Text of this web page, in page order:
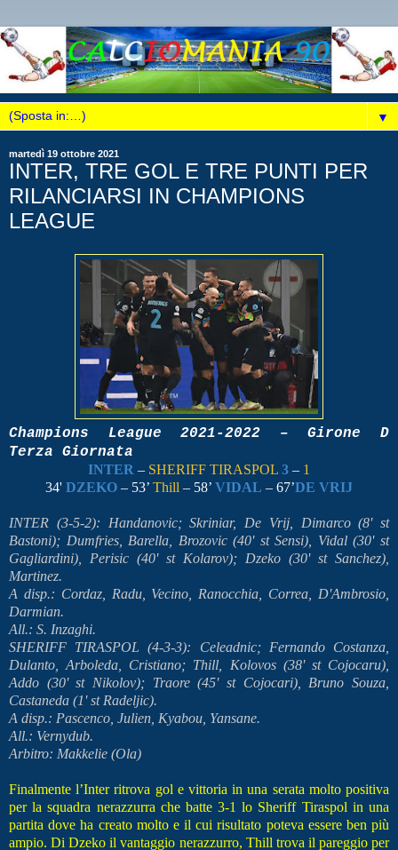
▼
martedì 19 ottobre 2021
INTER, TRE GOL E TRE PUNTI PER
RILANCIARSI IN CHAMPIONS
LEAGUE
Champions League 2021-2022 – Girone D
Terza Giornata
INTER – SHERIFF TIRASPOL 3 – 1
34' DZEKO – 53’ Thill – 58’ VIDAL – 67’DE VRIJ
INTER (3-5-2): Handanovic; Skriniar, De Vrij, Dimarco (8' st
Bastoni); Dumfries, Barella, Brozovic (40' st Sensi), Vidal (30' st
Gagliardini), Perisic (40' st Kolarov); Dzeko (30' st Sanchez),
Martinez.
A disp.: Cordaz, Radu, Vecino, Ranocchia, Correa, D'Ambrosio,
Darmian.
All.: S. Inzaghi.
SHERIFF TIRASPOL (4-3-3): Celeadnic; Fernando Costanza,
Dulanto, Arboleda, Cristiano; Thill, Kolovos (38' st Cojocaru),
Addo (30' st Nikolov); Traore (45' st Cojocari), Bruno Souza,
Castaneda (1' st Radeljic).
A disp.: Pascenco, Julien, Kyabou, Yansane.
All.: Vernydub.
Arbitro: Makkelie (Ola)
Finalmente l’Inter ritrova gol e vittoria in una serata molto positiva
per la squadra nerazzurra che batte 3-1 lo Sheriff Tiraspol in una
partita dove ha creato molto e il cui risultato poteva essere ben più
ampio. Di Dzeko il vantaggio nerazzurro, Thill trova il pareggio per